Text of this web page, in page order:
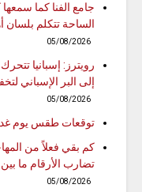
الساحة تتكلم
05/08/2026
رويترز: إسبانيا
إلى البر الإسباني
05/08/2026
توقعات طقس يوم
كم بقي فعلاً من
تضارب الأرقام ما بين 2 ألف إلى 6 ألاف
05/08/2026